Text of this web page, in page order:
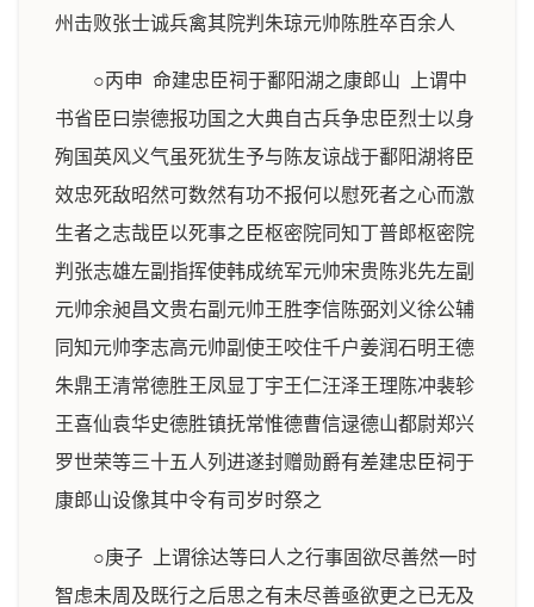
州击败张士诚兵禽其院判朱琼元帅陈胜卒百余人
○丙申 命建忠臣祠于鄱阳湖之康郎山 上谓中
书省臣曰崇德报功国之大典自古兵争忠臣烈士以身
殉国英风义气虽死犹生予与陈友谅战于鄱阳湖将臣
效忠死敌昭然可数然有功不报何以慰死者之心而激
生者之志哉臣以死事之臣枢密院同知丁普郎枢密院
判张志雄左副指挥使韩成统军元帅宋贵陈兆先左副
元帅余昶昌文贵右副元帅王胜李信陈弼刘义徐公辅
同知元帅李志高元帅副使王咬住千户姜润石明王德
朱鼎王清常德胜王凤显丁宇王仁汪泽王理陈冲裴轸
王喜仙袁华史德胜镇抚常惟德曹信逯德山都尉郑兴
罗世荣等三十五人列进遂封赠勋爵有差建忠臣祠于
康郎山设像其中令有司岁时祭之
○庚子 上谓徐达等曰人之行事固欲尽善然一时
智虑未周及既行之后思之有未尽善亟欲更之已无及